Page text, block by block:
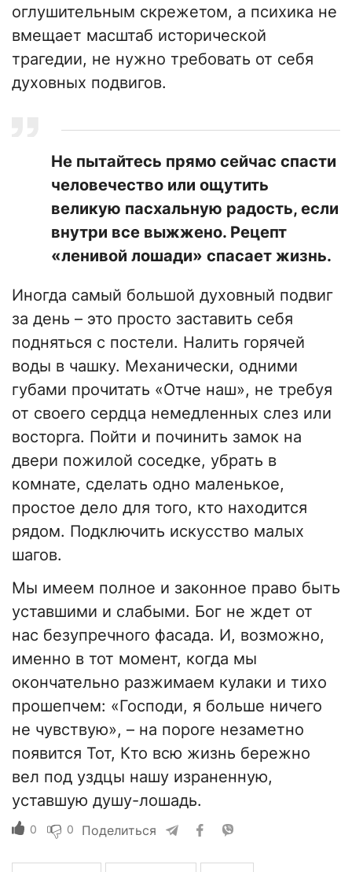
оглушительным скрежетом, а психика не
вмещает масштаб исторической
трагедии, не нужно требовать от себя
духовных подвигов.
Не пытайтесь прямо сейчас спасти
человечество или ощутить
великую пасхальную радость, если
внутри все выжжено. Рецепт
«ленивой лошади» спасает жизнь.
​Иногда самый большой духовный подвиг
за день – это просто заставить себя
подняться с постели. Налить горячей
воды в чашку. Механически, одними
губами прочитать «Отче наш», не требуя
от своего сердца немедленных слез или
восторга. Пойти и починить замок на
двери пожилой соседке, убрать в
комнате, сделать одно маленькое,
простое дело для того, кто находится
рядом. Подключить искусство малых
шагов.
​Мы имеем полное и законное право быть
уставшими и слабыми. Бог не ждет от
нас безупречного фасада. И, возможно,
именно в тот момент, когда мы
окончательно разжимаем кулаки и тихо
прошепчем: «Господи, я больше ничего
не чувствую», – на пороге незаметно
появится Тот, Кто всю жизнь бережно
вел под уздцы нашу израненную,
уставшую душу-лошадь.
0 0 Поделиться